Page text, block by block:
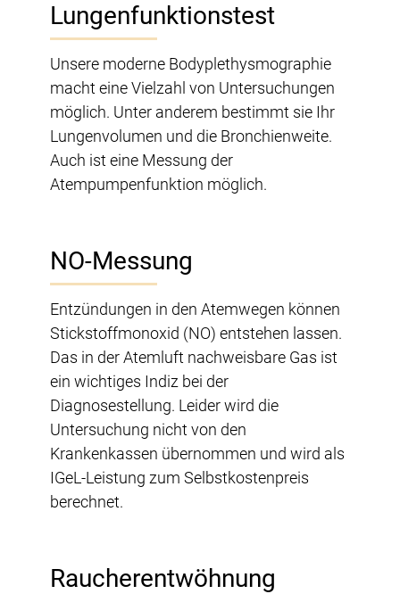
Lungenfunktionstest
Unsere moderne Bodyplethysmographie
macht eine Vielzahl von Untersuchungen
möglich. Unter anderem bestimmt sie Ihr
Lungenvolumen und die Bronchienweite.
Auch ist eine Messung der
Atempumpenfunktion möglich.
NO-Messung
Entzündungen in den Atemwegen können
Stickstoffmonoxid (NO) entstehen lassen.
Das in der Atemluft nachweisbare Gas ist
ein wichtiges Indiz bei der
Diagnosestellung. Leider wird die
Untersuchung nicht von den
Krankenkassen übernommen und wird als
IGeL-Leistung zum Selbstkostenpreis
berechnet.
Raucherentwöhnung